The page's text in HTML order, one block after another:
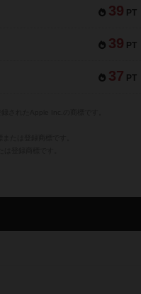
39 PT
39 PT
37 PT